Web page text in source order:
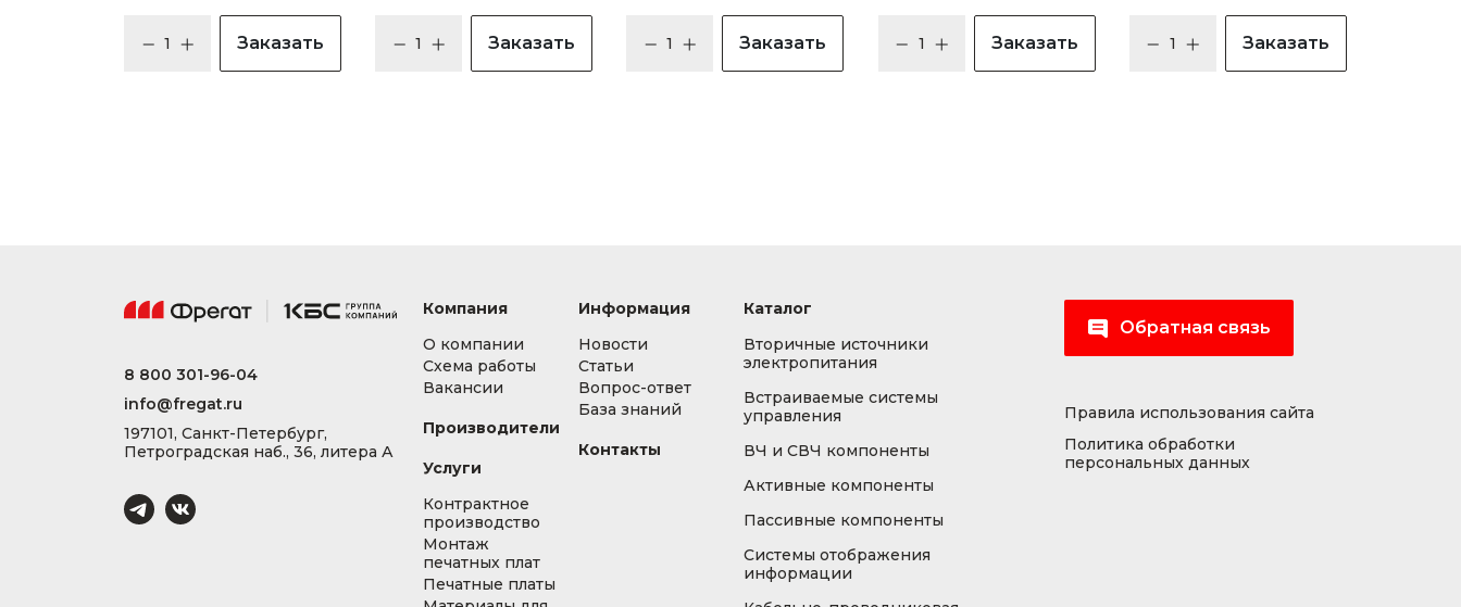
Заказать Заказать Заказать Заказать Заказать
8 800 301-96-04
info@fregat.ru
197101, Санкт-Петербург,
Петроградская наб., 36, литера А
Компания
О компании
Схема работы
Вакансии
Производители
Услуги
Контрактное
производство
Монтаж
печатных плат
Печатные платы
Информация
Новости
Статьи
Вопрос-ответ
База знаний
Контакты
Каталог
Вторичные источники
электропитания
Встраиваемые системы
управления
ВЧ и СВЧ компоненты
Активные компоненты
Пассивные компоненты
Системы отображения
информации
Обратная связь
Правила использования сайта
Политика обработки
персональных данных